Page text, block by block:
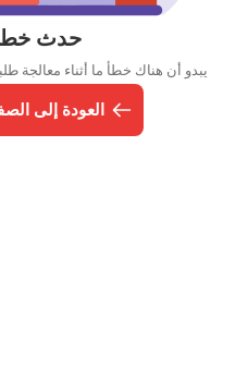
حدث
يبدو أن هناك خطأ ما أثناء معالجة
العودة إلى